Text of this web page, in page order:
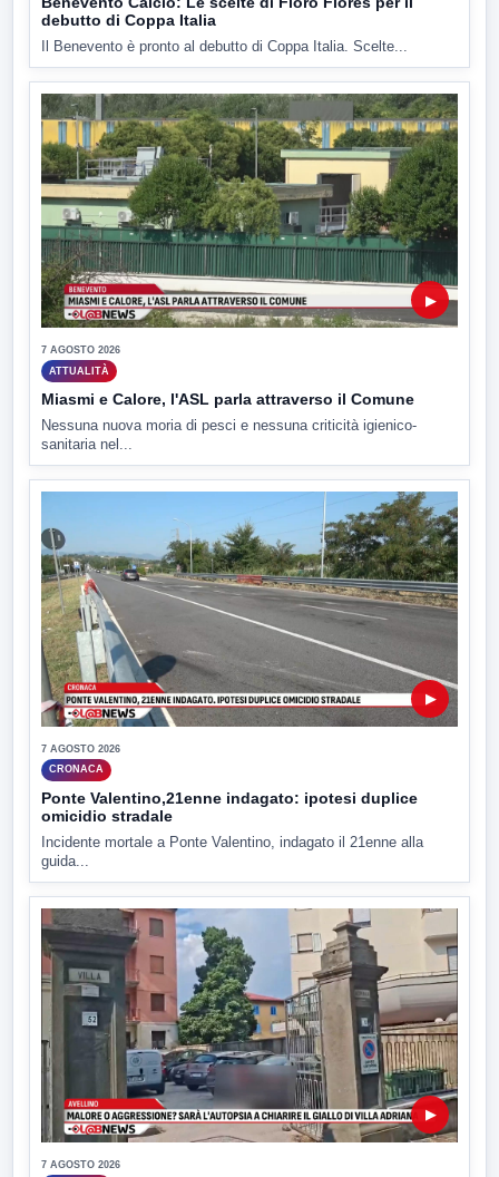
debutto di Coppa Italia
Il Benevento è pronto al debutto di Coppa Italia. Scelte...
▶
7 AGOSTO 2026
ATTUALITÀ
Miasmi e Calore, l'ASL parla attraverso il Comune
Nessuna nuova moria di pesci e nessuna criticità igienico-
sanitaria nel...
▶
7 AGOSTO 2026
CRONACA
Ponte Valentino,21enne indagato: ipotesi duplice
omicidio stradale
Incidente mortale a Ponte Valentino, indagato il 21enne alla
guida...
▶
7 AGOSTO 2026